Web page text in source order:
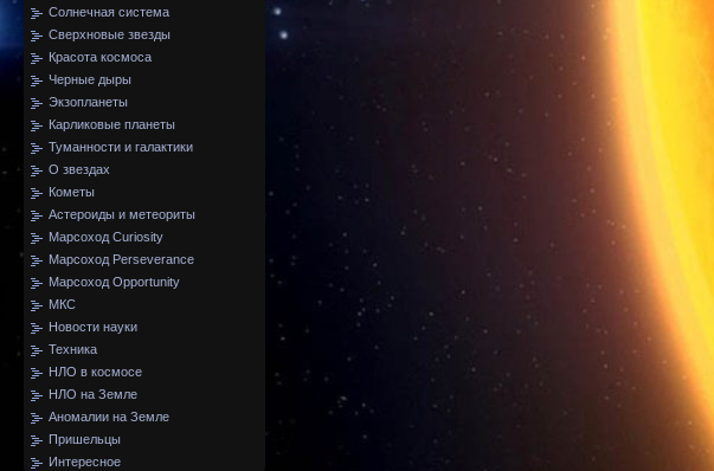
Солнечная система
Сверхновые звезды
Красота космоса
Черные дыры
Экзопланеты
Карликовые планеты
Туманности и галактики
О звездах
Кометы
Астероиды и метеориты
Марсоход Curiosity
Марсоход Perseverance
Марсоход Opportunity
МКС
Новости науки
Техника
НЛО в космосе
НЛО на Земле
Аномалии на Земле
Пришельцы
Интересное